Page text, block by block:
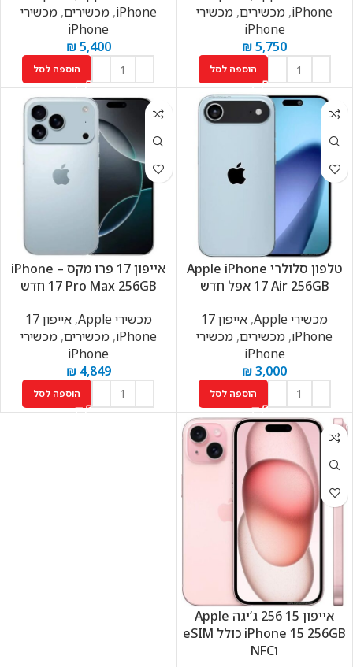
iPhone
, מכשירים, מכשירי
iPhone
₪5,750
הוספה לסל
iPhone
,מכשירים,מכשירי
iPhone
₪5,400
הוספה לסל
טלפון סלולרי Apple iPhone
17 Air 256GB אפל חדש
מכשירי Apple
,
אייפון 17
iPhone
, מכשירים, מכשירי
iPhone
₪3,000
הוספה לסל
אייפון 17 פרו מקס – iPhone
17 Pro Max 256GB חדש
מכשירי Apple
,
אייפון 17
iPhone
,מכשירים,מכשירי
iPhone
₪4,849
הוספה לסל
אייפון 15 256 ג’יגה Apple
iPhone 15 256GB כולל eSIM
וNFC